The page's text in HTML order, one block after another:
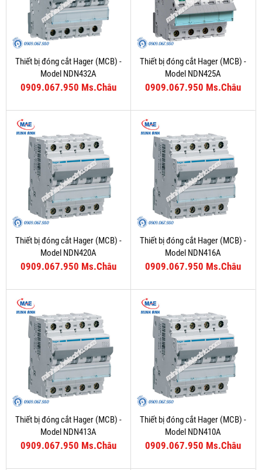
Thiết bị đóng cắt Hager (MCB) -
Model NDN432A
0909.067.950 Ms.Châu
Thiết bị đóng cắt Hager (MCB) -
Model NDN425A
0909.067.950 Ms.Châu
Thiết bị đóng cắt Hager (MCB) -
Model NDN420A
0909.067.950 Ms.Châu
Thiết bị đóng cắt Hager (MCB) -
Model NDN416A
0909.067.950 Ms.Châu
Thiết bị đóng cắt Hager (MCB) -
Model NDN413A
0909.067.950 Ms.Châu
Thiết bị đóng cắt Hager (MCB) -
Model NDN410A
0909.067.950 Ms.Châu